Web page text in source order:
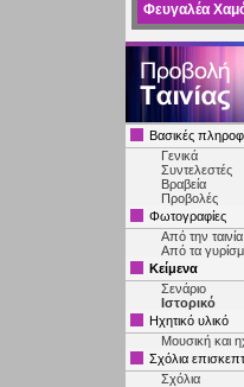
Φευγαλέα
Βασικές
Γενικά
Συντελεστές
Βραβεία
Προβολές
Φωτογραφίες
Από την ταινία
Από τα
Κείμενα
Σενάριο
Ιστορικό
Ηχητικό υλικό
Μουσική και
Σχόλια
Σχόλια